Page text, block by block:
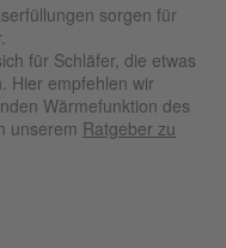
sorgen für
für Schläfer, die etwas
Hier empfehlen wir
Wärmefunktion des
unserem Ratgeber zu